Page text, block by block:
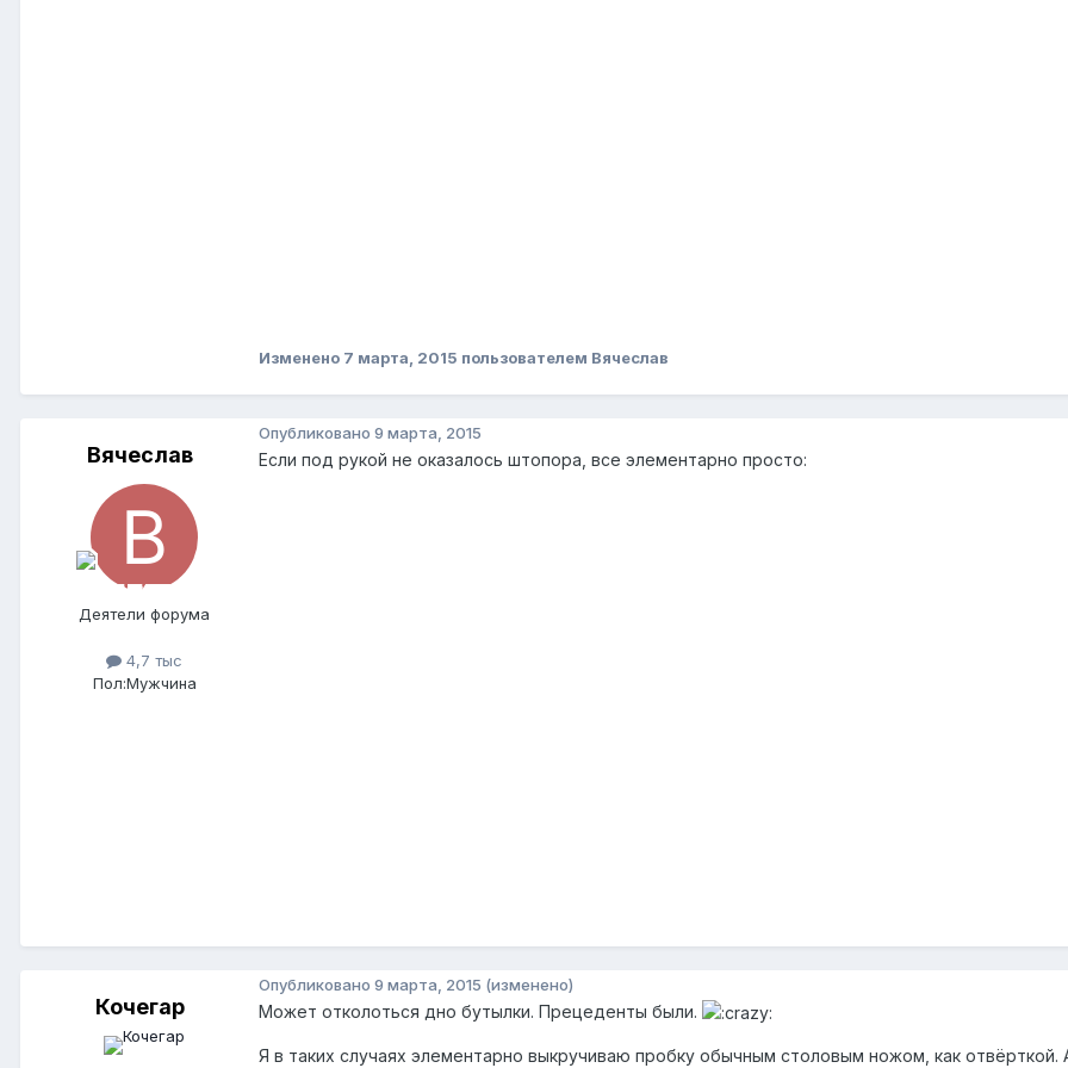
Изменено 7 марта, 2015 пользователем Вячеслав
Вячеслав
Деятели форума
4,7 тыс
Пол:Мужчина
Опубликовано 9 марта, 2015
Если под рукой не оказалось штопора, все элементарно просто:
Кочегар
Опубликовано 9 марта, 2015 (изменено)
Может отколоться дно бутылки. Прецеденты были.
Я в таких случаях элементарно выкручиваю пробку обычным столовым ножом, как